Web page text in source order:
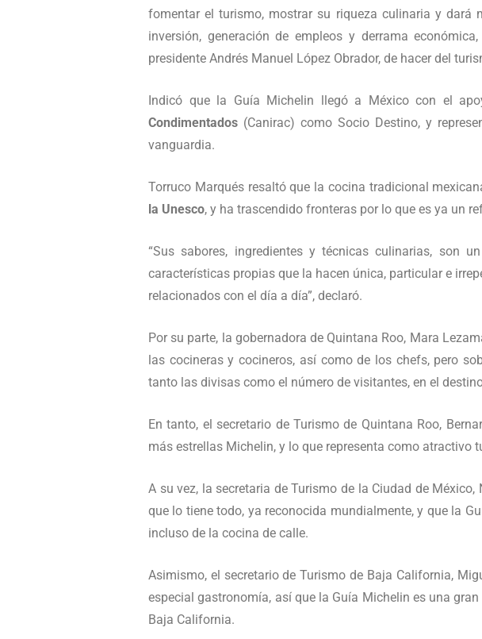
fomentar el turismo, mostrar su riqueza culinaria y dará
inversión, generación de empleos y derrama
presidente Andrés Manuel López Obrador, de hacer del
Indicó que la Guía Michelin llegó a México con el
Condimentados (Canirac) como Socio Destino, y
vanguardia.
Torruco Marqués resaltó que la cocina tradicional
la Unesco, y ha trascendido fronteras por lo que es ya un
“Sus sabores, ingredientes y técnicas culinarias, son
características propias que la hacen única, particular e
relacionados con el día a día”, declaró.
Por su parte, la gobernadora de Quintana Roo, Mara
las cocineras y cocineros, así como de los chefs, pero
tanto las divisas como el número de visitantes, en el
En tanto, el secretario de Turismo de Quintana Roo,
más estrellas Michelin, y lo que representa como atractivo
A su vez, la secretaria de Turismo de la Ciudad de
que lo tiene todo, ya reconocida mundialmente, y que la
incluso de la cocina de calle.
Asimismo, el secretario de Turismo de Baja California,
especial gastronomía, así que la Guía Michelin es una
Baja California.